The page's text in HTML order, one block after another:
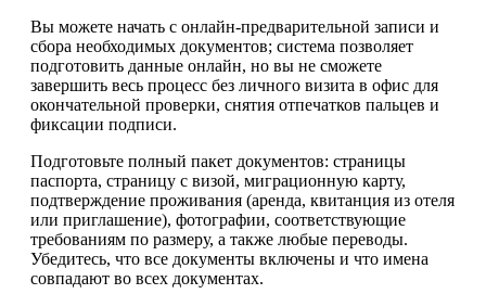
Вы можете начать с онлайн-предварительной записи и
сбора необходимых документов; система позволяет
подготовить данные онлайн, но вы не сможете
завершить весь процесс без личного визита в офис для
окончательной проверки, снятия отпечатков пальцев и
фиксации подписи.
Подготовьте полный пакет документов: страницы
паспорта, страницу с визой, миграционную карту,
подтверждение проживания (аренда, квитанция из отеля
или приглашение), фотографии, соответствующие
требованиям по размеру, а также любые переводы.
Убедитесь, что все документы включены и что имена
совпадают во всех документах.